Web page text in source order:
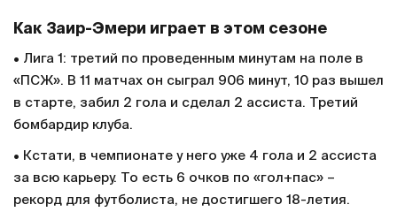
Как Заир-Эмери играет в этом сезоне
• Лига 1: третий по проведенным минутам на поле в
«ПСЖ». В 11 матчах он сыграл 906 минут, 10 раз вышел
в старте, забил 2 гола и сделал 2 ассиста. Третий
бомбардир клуба.
• Кстати, в чемпионате у него уже 4 гола и 2 ассиста
за всю карьеру. То есть 6 очков по «гол+пас» –
рекорд для футболиста, не достигшего 18-летия.